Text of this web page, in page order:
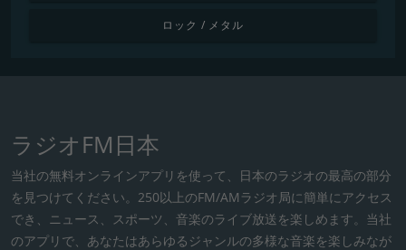
ロック / メタル
ラジオFM日本
当社の無料オンラインアプリを使って、日本のラジオの最高の部分
を見つけてください。250以上のFM/AMラジオ局に簡単にアクセス
でき、ニュース、スポーツ、音楽のライブ放送を楽しめます。当社
のアプリで、あなたはあらゆるジャンルの多様な音楽を楽しみなが